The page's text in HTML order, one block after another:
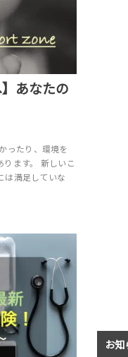
あなたの
ったり、環境を
ります。 新しいこ
は満足していな
お知